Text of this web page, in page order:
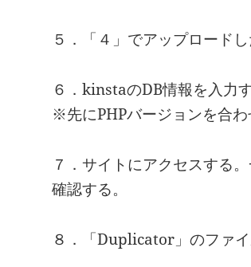
５．「４」でアップロード
６．kinstaのDB情報を入力す
※先にPHPバージョンを合
７．サイトにアクセスする
確認する。
８．「Duplicator」のファ